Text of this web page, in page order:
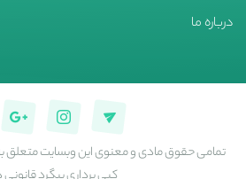
درباره ما
تمامی حقوق مادی و معنوی این وبسایت متعلق